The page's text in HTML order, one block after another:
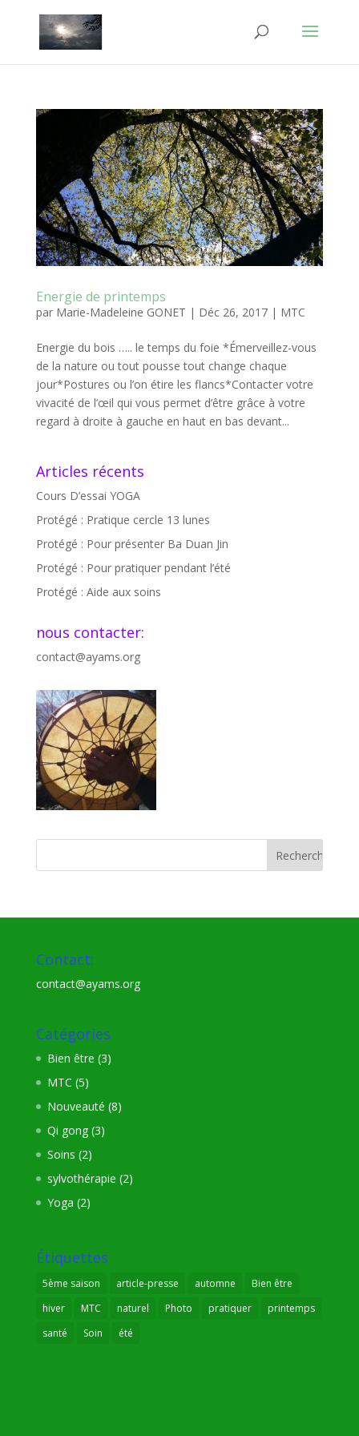
Energie de printemps
par Marie-Madeleine GONET | Déc 26, 2017| MTC
Energie du bois ….. le temps du foie *Émerveillez-vous
de la nature ou tout pousse tout change chaque
jour*Postures ou l’on étire les flancs*Contacter votre
vivacité de l’œil qui vous permet d’être grâce à votre
regard à droite à gauche en haut en bas devant...
Articles récents
Cours D’essai YOGA
Protégé : Pratique cercle 13 lunes
Protégé : Pour présenter Ba Duan Jin
Protégé : Pour pratiquer pendant l’été
Protégé : Aide aux soins
nous contacter:
contact@ayams.org
Contact:
contact@ayams.org
Catégories
Bien être (3)
MTC (5)
Nouveauté (8)
Qi gong(3)
Soins (2)
sylvothérapie (2)
Yoga (2)
Étiquettes
5ème saison article-presse automne
Bien être
hiver
MTC naturel Photo pratiquer
printemps
santé
Soin été